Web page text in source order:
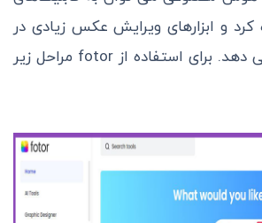
کرد و ابزارهای ویرایش عکس زیادی در
دسترس شما قرار می دهد. برای استفاده از fotor مراحل زیر